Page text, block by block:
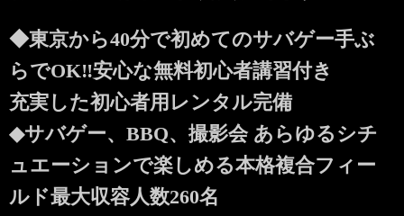
◆東京から40分で初めてのサバゲー手ぶ
らでOK‼︎安心な無料初心者講習付き
充実した初心者用レンタル完備
◆サバゲー、BBQ、撮影会 あらゆるシチ
ュエーションで楽しめる本格複合フィー
ルド最大収容人数260名